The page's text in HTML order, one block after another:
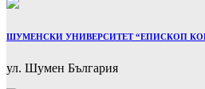
ШУМЕНСКИ УНИВЕРСИТЕТ “ЕПИСКОП
ул. Шумен България